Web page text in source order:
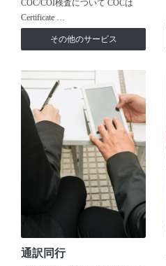
COC/COI検査について COCは
Certificate …
その他のサービス
通訳同行